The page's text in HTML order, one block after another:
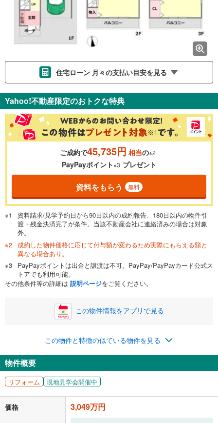
住宅ローン 月々の支払い目安を見る
金利 ％
0.01%
一般的には最長35年まで借り入れ可能です。多くの金融機関
が完済時の年齢は80歳までを条件としています。
閉じる
頭金 万円
0万円 3,049万円
自己資金から住宅購入にかけられる金額を入力してくださ
0円
年2回払いを想定しています。毎月の返済額に加えて、ボー
ナス時の増額分（1回分）を入力してください。
ボーナス払いの限度額は金融機関によって異なります。
月々の返済額 79,147円
Yahoo!不動産限定のおトクな特典
ご成約で45,735円 相当の※2
PayPayポイント※3 プレゼント
資料をもらう 無料
資料請求/見学予約日から90日以内の成約報告、180日以内の物件引
渡・残金決済完了が条件。当該不動産会社に連絡済みの場合は対象
外。
成約した物件価格に応じて付与額が変わるため実際にもらえる額と
異なる場合あり。
PayPayポイントは出金と譲渡は不可。PayPay/PayPayカード公式ス
トアでも利用可能。
その他条件等の詳細は 説明ページをご覧ください。
この物件情報をアプリで見る
この物件と特徴の似ている物件を見る
物件概要
リフォーム 現地見学会開催中
価格 3,049万円